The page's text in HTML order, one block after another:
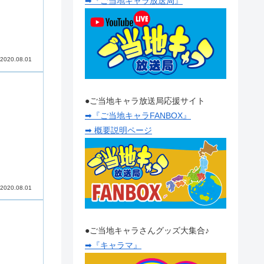
2020.08.01
2020.08.01
●ご当地キャラ放送局応援サイト
➡『ご当地キャラFANBOX』
➡ 概要説明ページ
●ご当地キャラさんグッズ大集合♪
➡『キャラマ』